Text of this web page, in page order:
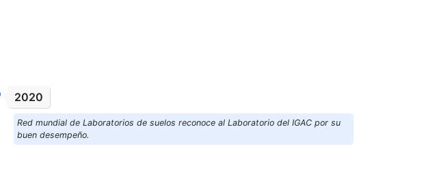
2020
Red mundial de Laboratorios de suelos reconoce al Laboratorio del IGAC por su
buen desempeño.